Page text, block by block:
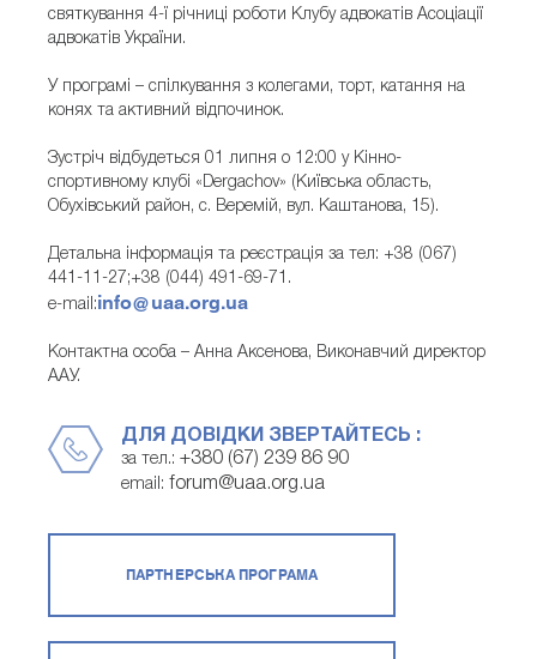
святкування 4-ї річниці роботи Клубу адвокатів Асоціації
адвокатів України.
У програмі – спілкування з колегами, торт, катання на
конях та активний відпочинок.
Зустріч відбудеться 01 липня о 12:00 у Кінно-
спортивному клубі «Dergachov» (Київська область,
Обухівський район, с. Веремій, вул. Каштанова, 15).
Детальна інформація та реєстрація за тел: +38 (067)
441-11-27;+38 (044) 491-69-71.
e-mail:info@uaa.org.ua
Контактна особа – Анна Аксенова, Виконавчий директор
ААУ.
ДЛЯ ДОВІДКИ ЗВЕРТАЙТЕСЬ :
за тел.: +380 (67) 239 86 90
email: forum@uaa.org.ua
ПАРТНЕРСЬКА ПРОГРАМА